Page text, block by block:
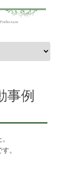
事例
。